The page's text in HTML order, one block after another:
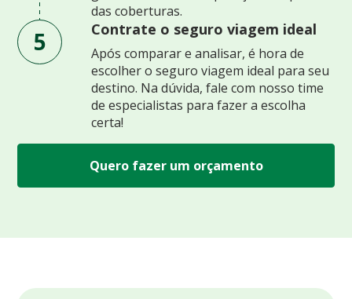
das coberturas.
5 Contrate o seguro viagem ideal
Após comparar e analisar, é hora de
escolher o seguro viagem ideal para seu
destino. Na dúvida, fale com nosso time
de especialistas para fazer a escolha
certa!
Quero fazer um orçamento